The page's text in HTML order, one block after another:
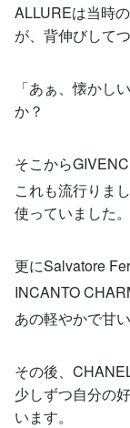
ALLUREは当時
が、背伸びして
「あぁ、懐かし
か？
そこから
これも流行りま
使っていました。
更にSalvatore
INCANTO
あの軽やかで甘
その後、
少しずつ自分の
います。